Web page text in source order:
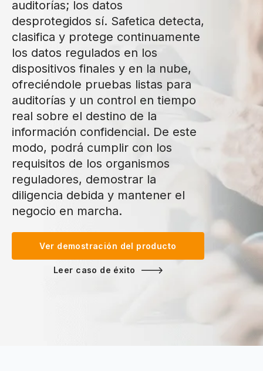
auditorías; los datos
desprotegidos sí. Safetica detecta,
clasifica y protege continuamente
los datos regulados en los
dispositivos finales y en la nube,
ofreciéndole pruebas listas para
auditorías y un control en tiempo
real sobre el destino de la
información confidencial. De este
modo, podrá cumplir con los
requisitos de los organismos
reguladores, demostrar la
diligencia debida y mantener el
negocio en marcha.
Ver demostración del producto
Leer caso de éxito